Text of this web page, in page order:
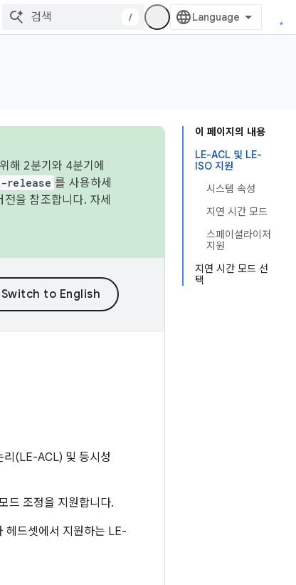
/
이 페이지의 내용
LE-ACL 및 LE-
ISO 지원
시스템 속성
지연 시간 모드
스페이셜라이저
지원
지연 시간 모드 선
택
해 2분기와 4분기에
release 를 사용하세
을 참조합니다. 자세
리(LE-ACL) 및 등시성
드 조정을 지원합니다.
헤드셋에서 지원하는 LE-